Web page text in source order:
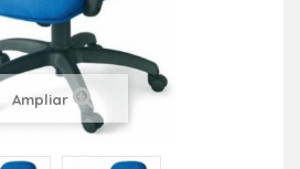
Ampliar